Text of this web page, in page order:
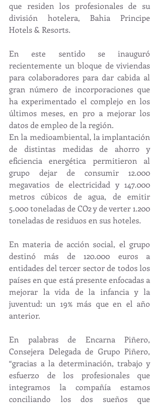
que residen los profesionales de su
división hotelera, Bahia Principe
Hotels & Resorts.
En este sentido se inauguró
recientemente un bloque de viviendas
para colaboradores para dar cabida al
gran número de incorporaciones que
ha experimentado el complejo en los
últimos meses, en pro a mejorar los
datos de empleo de la región.
En la medioambiental, la implantación
de distintas medidas de ahorro y
eficiencia energética permitieron al
grupo dejar de consumir 12.000
megavatios de electricidad y 147.000
metros cúbicos de agua, de emitir
5.000 toneladas de CO2 y de verter 1.200
toneladas de residuos en sus hoteles.
En materia de acción social, el grupo
destinó más de 120.000 euros a
entidades del tercer sector de todos los
países en que está presente enfocadas a
mejorar la vida de la infancia y la
juventud: un 19% más que en el año
anterior.
En palabras de Encarna Piñero,
Consejera Delegada de Grupo Piñero,
“gracias a la determinación, trabajo y
esfuerzo de los profesionales que
integramos la compañía estamos
conciliando los dos sueños que